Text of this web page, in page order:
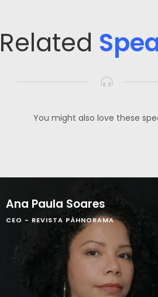
Related
You might also love these
Ana Paula Soares
CEO - REVISTA PÀHNORAMA